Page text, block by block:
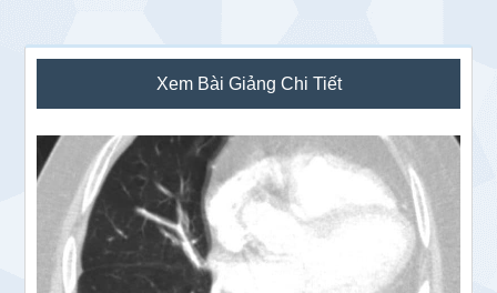
Sidebar
chính
Xem Bài Giảng Chi Tiết